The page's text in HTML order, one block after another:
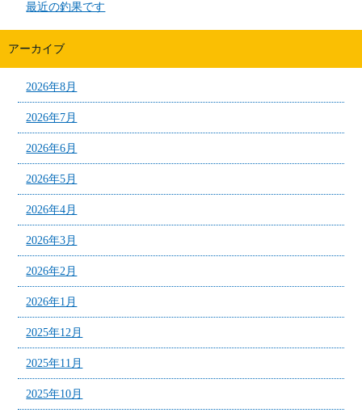
最近の釣果です
アーカイブ
2026年8月
2026年7月
2026年6月
2026年5月
2026年4月
2026年3月
2026年2月
2026年1月
2025年12月
2025年11月
2025年10月